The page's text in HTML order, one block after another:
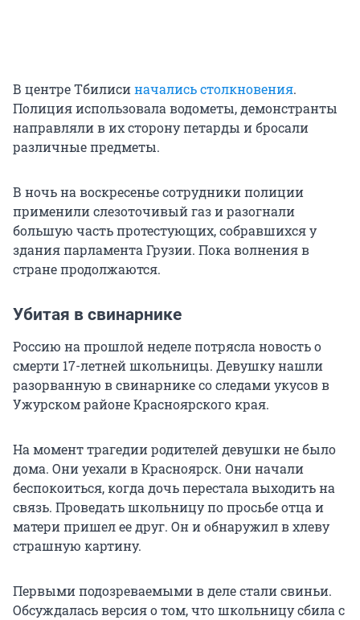
В центре Тбилисиначались столкновения.
Полиция использовала водометы, демонстранты
направляли в их сторону петарды и бросали
различные предметы.
В ночь на воскресенье сотрудники полиции
применили слезоточивый газ и разогнали
большую часть протестующих, собравшихся у
здания парламента Грузии. Пока волнения в
стране продолжаются.
Убитая в свинарнике
Россию на прошлой неделе потрясла новость о
смерти 17-летней школьницы. Девушку нашли
разорванную в свинарнике со следами укусов в
Ужурском районе Красноярского края.
На момент трагедии родителей девушки не было
дома. Они уехали в Красноярск. Они начали
беспокоиться, когда дочь перестала выходить на
связь. Проведать школьницу по просьбе отца и
матери пришел ее друг. Он и обнаружил в хлеву
страшную картину.
Первыми подозреваемыми в деле стали свиньи.
Обсуждалась версия о том, что школьницу сбила с